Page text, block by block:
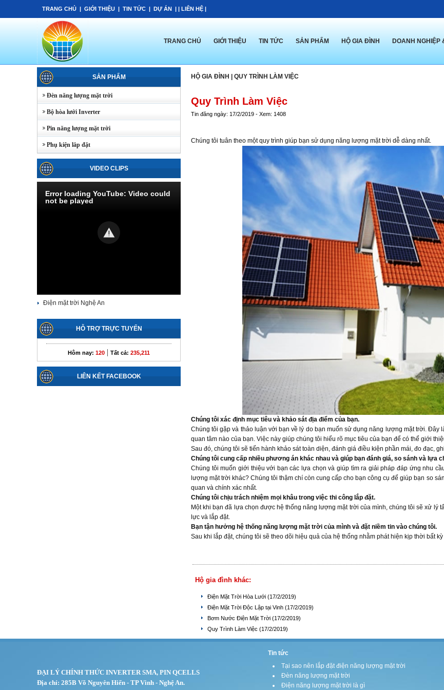
TRANG CHỦ | GIỚI THIỆU | TIN TỨC | DỰ ÁN | | LIÊN HỆ |
TRANG CHỦ GIỚI THIỆU TIN TỨC SẢN PHẨM HỘ GIA ĐÌNH DOANH NGHIỆP
SẢN PHẨM
Đèn năng lượng mặt trời
Bộ hòa lưới Inverter
Pin năng lượng mặt trời
Phụ kiện lắp đặt
VIDEO CLIPS
Error loading YouTube: Video could
not be played
Điện mặt trời Nghệ An
HỖ TRỢ TRỰC TUYẾN
Hôm nay: 120 | Tất cả: 235,211
LIÊN KẾT FACEBOOK
HỘ GIA ĐÌNH QUY TRÌNH LÀM VIỆC
Quy Trình Làm Việc
Tin đăng ngày: 17/2/2019 - Xem: 1408
Chúng tôi tuân theo một quy trình giúp bạn sử dụng năng lượng mặt trời dễ dàng nhất.
Chúng tôi xác định mục tiêu và khảo sát địa điểm của bạn.
Chúng tôi gặp và thảo luận với bạn về lý do bạn muốn sử dụng năng lượng mặt trời.
quan tâm nào của bạn. Việc này giúp chúng tôi hiểu rõ mục tiêu của bạn để có thể giới
Sau đó, chúng tôi sẽ tiến hành khảo sát toàn diện, đánh giá điều kiện phần mái, đo đạc,
Chúng tôi cung cấp nhiều phương án khác nhau và giúp bạn đánh giá, so sánh và lựa
Chúng tôi muốn giới thiệu với bạn các lựa chọn và giúp tìm ra giải pháp đáp ứng nhu
lượng mặt trời khác? Chúng tôi thậm chí còn cung cấp cho bạn công cụ để giúp bạn so
quan và chính xác nhất.
Chúng tôi chịu trách nhiệm mọi khâu trong việc thi công lắp đặt.
Một khi bạn đã lựa chọn được hệ thống năng lượng mặt trời của mình, chúng tôi sẽ xử lý
lực và lắp đặt.
Bạn tận hưởng hệ thống năng lượng mặt trời của mình và đặt niềm tin vào chúng tôi.
Sau khi lắp đặt, chúng tôi sẽ theo dõi hiệu quả của hệ thống nhằm phát hiện kịp thời bất
Hộ gia đình khác:
Điện Mặt Trời Hòa Lưới (17/2/2019)
Điện Mặt Trời Độc Lập tại Vinh (17/2/2019)
Bơm Nước Điện Mặt Trời (17/2/2019)
Quy Trình Làm Việc (17/2/2019)
ĐẠI LÝ CHÍNH THỨC INVERTER SMA, PIN QCELLS
Địa chỉ: 285B Võ Nguyên Hiến - TP Vinh - Nghệ An.
Tin tức
Tại sao nên lắp đặt điện năng lượng mặt trời
Đèn năng lượng mặt trời
Điện năng lượng mặt trời là gì